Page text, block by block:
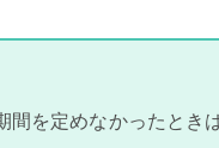
間を定めなかったとき